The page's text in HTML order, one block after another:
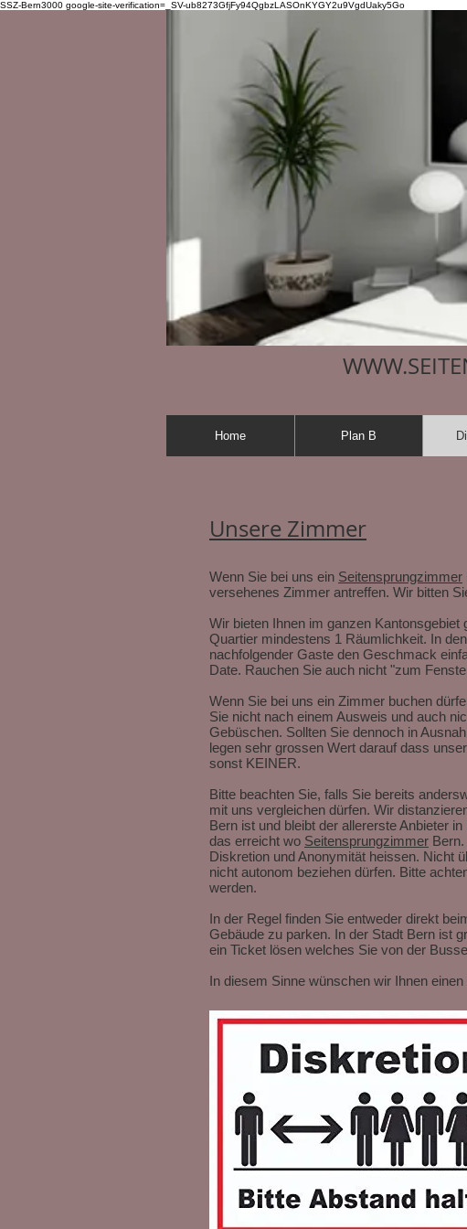
SSZ-Bern3000 google-site-verification=_SV-ub8273GfjFy94QgbzLASOnKYGY2u9VgdUaky5Go
Unsere Zimmer
Wenn Sie bei uns ein Seitensprungzimmer
versehenes Zimmer antreffen. Wir bitten
Wir bieten Ihnen im ganzen
Quartier mindestens 1 Räumlichkeit. In
nachfolgender Gaste den Geschmack
Date. Rauchen Sie auch nicht "zum
Wenn Sie bei uns ein Zimmer buchen
Sie nicht nach einem Ausweis und auch
Gebüschen. Sollten Sie dennoch in
legen sehr grossen Wert darauf dass
sonst KEINER.
Bitte beachten Sie, falls Sie bereits
mit uns vergleichen dürfen. Wir
Bern ist und bleibt der allererste Anbieter
das erreicht wo Seitensprungzimmer
Diskretion und Anonymität heissen. Nicht
nicht autonom beziehen dürfen. Bitte
werden.
In der Regel finden Sie entweder direkt
Gebäude zu parken. In der Stadt Bern ist
ein Ticket lösen welches Sie von der
In diesem Sinne wünschen wir Ihnen
Home Plan B